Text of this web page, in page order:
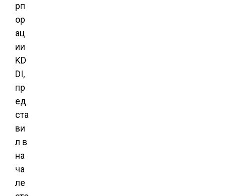
рп
ор
ац
ии
KD
DI,
пр
ед
ста
ви
л в
на
ча
ле